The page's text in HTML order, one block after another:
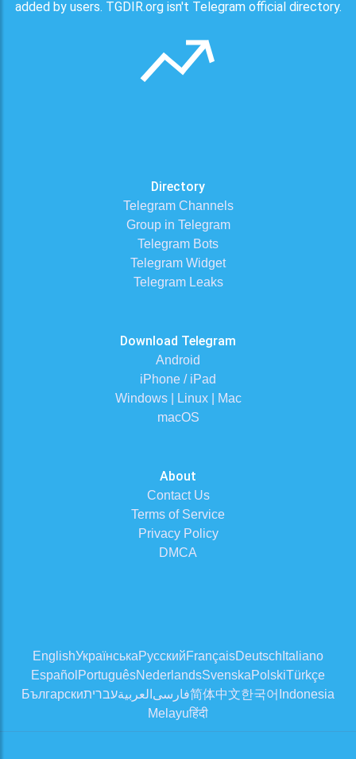
added by users. TGDIR.org isn't Telegram official directory.
Directory
Telegram Channels
Group in Telegram
Telegram Bots
Telegram Widget
Telegram Leaks
Download Telegram
Android
iPhone / iPad
Windows | Linux | Mac
macOS
About
Contact Us
Terms of Service
Privacy Policy
DMCA
EnglishУкраїнськаРусскийFrançaisDeutsch Italiano
Español PortuguêsNederlandsSvenskaPolskiTürkçe
Българскиעבריתالعربية فارسی简体中文한국어 Indonesia
Melayuहिंदी